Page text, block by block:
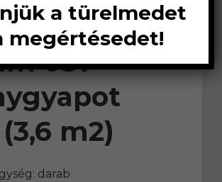
MPN Plus
037
m2)
darab
a türelmedet
megértésedet!